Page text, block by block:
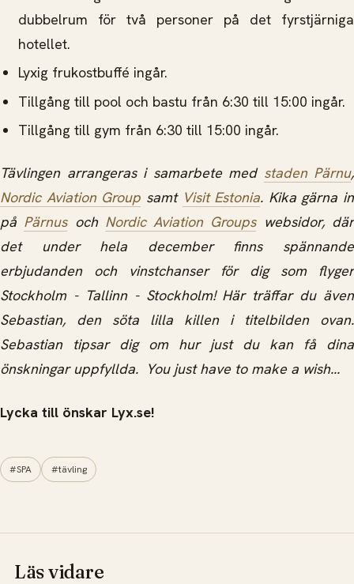
dubbelrum för två personer på det fyrstjärniga
hotellet.
Lyxig frukostbuffé ingår.
Tillgång till pool och bastu från 6:30 till 15:00 ingår.
Tillgång till gym från 6:30 till 15:00 ingår.
Tävlingen arrangeras i samarbete med staden Pärnu,
Nordic Aviation Group samt Visit Estonia. Kika gärna in
på Pärnusoch Nordic Aviation Groupswebsidor, där
det under hela december finns spännande
erbjudanden och vinstchanser för dig som flyger
Stockholm - Tallinn - Stockholm! Här träffar du även
Sebastian, den söta lilla killen i titelbilden ovan.
Sebastian tipsar dig om hur just du kan få dina
önskningar uppfyllda. You just have to make a wish...
Lycka till önskar Lyx.se!
#SPA #tävling
Läs vidare